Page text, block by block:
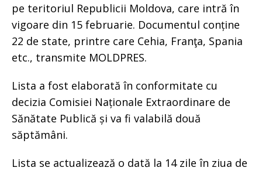
pe teritoriul Republicii Moldova, care intră în
vigoare din 15 februarie. Documentul conține
22 de state, printre care Cehia, Franţa, Spania
etc., transmite MOLDPRES.
Lista a fost elaborată în conformitate cu
decizia Comisiei Naționale Extraordinare de
Sănătate Publică și va fi valabilă două
săptămâni.
Lista se actualizează o dată la 14 zile în ziua de